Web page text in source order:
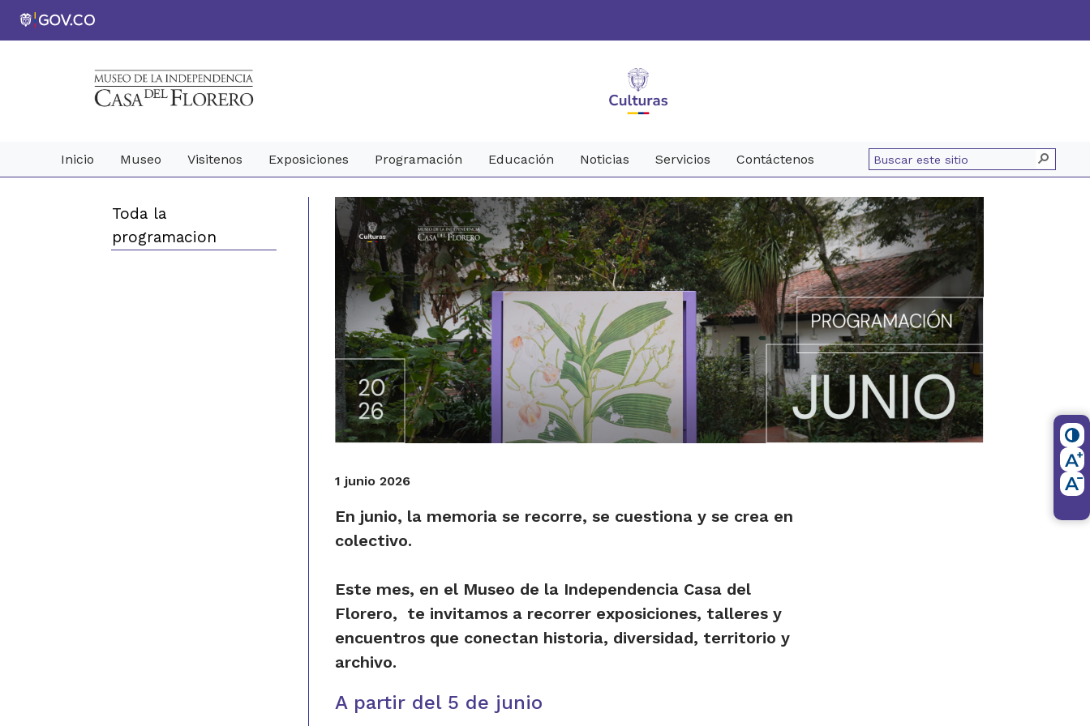
Inicio Museo Visitenos Exposiciones Programación Educación Noticias Servicios Contáctenos
Toda la
programacion
1 junio 2026
En junio, la memoria se recorre, se cuestiona y se crea en
colectivo.
Este mes, en el Museo de la Independencia Casa del
Florero, te invitamos a recorrer exposiciones, talleres y
encuentros que conectan historia, diversidad, territorio y
archivo.
​A partir del 5 de junio